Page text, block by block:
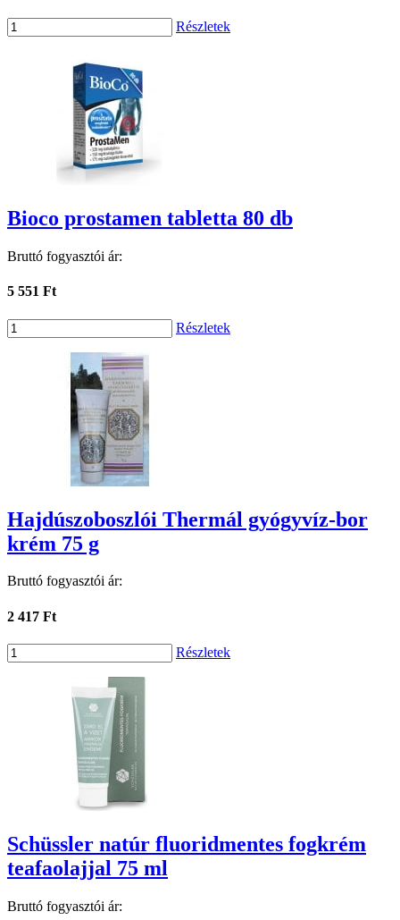
Részletek
Bioco prostamen tabletta 80 db
Bruttó fogyasztói ár:
5 551 Ft
Részletek
Hajdúszoboszlói Thermál gyógyvíz-bor
krém 75 g
Bruttó fogyasztói ár:
2 417 Ft
Részletek
Schüssler natúr fluoridmentes fogkrém
teafaolajjal 75 ml
Bruttó fogyasztói ár: